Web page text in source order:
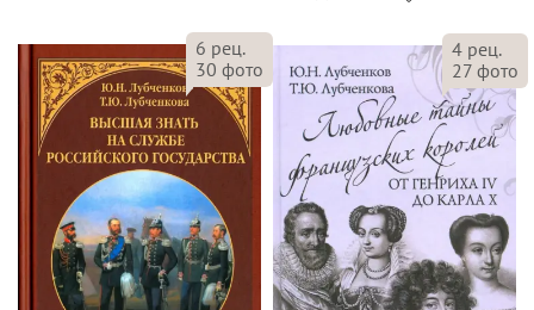
6 рец.
30 фото
4 рец.
27 фото